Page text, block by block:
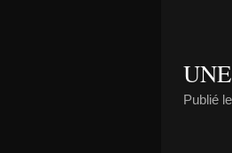
Publié le